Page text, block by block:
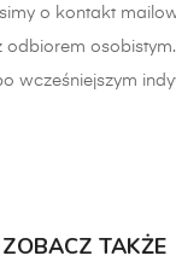
o kontakt
odbiorem
wcześniejszym
ZOBACZ TAKŻE